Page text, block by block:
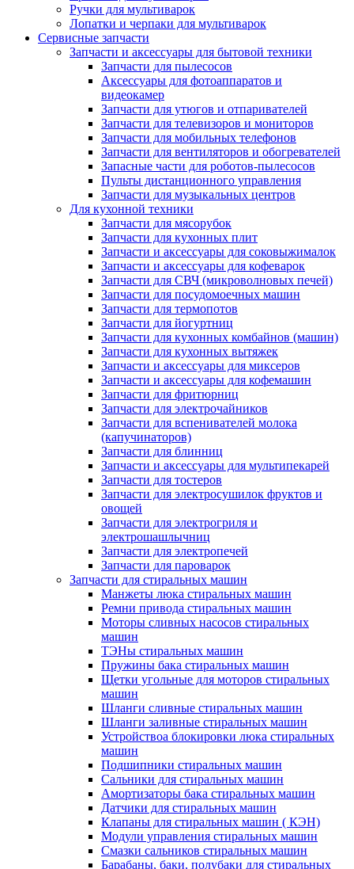
Ручки для мультиварок
Лопатки и черпаки для мультиварок
Сервисные запчасти
Запчасти и аксессуары для бытовой техники
Запчасти для пылесосов
Аксессуары для фотоаппаратов и
видеокамер
Запчасти для утюгов и отпаривателей
Запчасти для телевизоров и мониторов
Запчасти для мобильных телефонов
Запчасти для вентиляторов и обогревателей
Запасные части для роботов-пылесосов
Пульты дистанционного управления
Запчасти для музыкальных центров
Для кухонной техники
Запчасти для мясорубок
Запчасти для кухонных плит
Запчасти и аксессуары для соковыжималок
Запчасти и аксессуары для кофеварок
Запчасти для СВЧ (микроволновых печей)
Запчасти для посудомоечных машин
Запчасти для термопотов
Запчасти для йогуртниц
Запчасти для кухонных комбайнов (машин)
Запчасти для кухонных вытяжек
Запчасти и аксессуары для миксеров
Запчасти и аксессуары для кофемашин
Запчасти для фритюрниц
Запчасти для электрочайников
Запчасти для вспенивателей молока
(капучинаторов)
Запчасти для блинниц
Запчасти и аксессуары для мультипекарей
Запчасти для тостеров
Запчасти для электросушилок фруктов и
овощей
Запчасти для электрогриля и
электрошашлычниц
Запчасти для электропечей
Запчасти для пароварок
Запчасти для стиральных машин
Манжеты люка стиральных машин
Ремни привода стиральных машин
Моторы сливных насосов стиральных
машин
ТЭНы стиральных машин
Пружины бака стиральных машин
Щетки угольные для моторов стиральных
машин
Шланги сливные стиральных машин
Шланги заливные стиральных машин
Устройствоа блокировки люка стиральных
машин
Подшипники стиральных машин
Сальники для стиральных машин
Амортизаторы бака стиральных машин
Датчики для стиральных машин
Клапаны для стиральных машин ( КЭН)
Модули управления стиральных машин
Смазки сальников стиральных машин
Барабаны, баки, полубаки для стиральных